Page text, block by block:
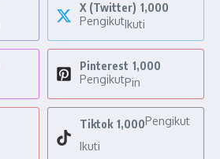
X (Twitter) 1,000
PengikutIkuti
Pinterest 1,000
PengikutPin
Tiktok 1,000Pengikut
Ikuti